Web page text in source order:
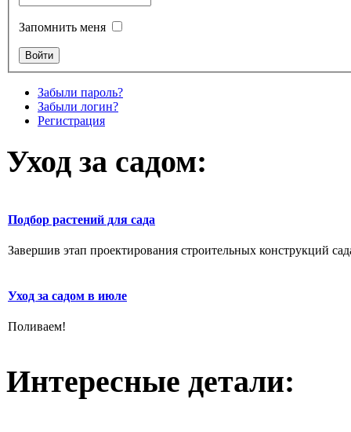
Запомнить меня
Забыли пароль?
Забыли логин?
Регистрация
Уход за садом:
Подбор растений для сада
Завершив этап проектирования строительных конструкций
Уход за садом в июле
Поливаем!
Интересные детали: